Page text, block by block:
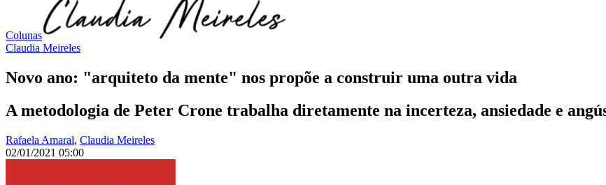
Colunas
Claudia Meireles
Novo ano: "arquiteto da mente" nos propõe a construir uma outra vida
A metodologia de Peter Crone trabalha diretamente na incerteza, ansiedade e
Rafaela Amaral, Claudia Meireles
02/01/2021 05:00